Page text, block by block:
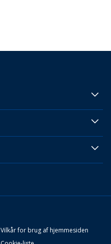
Vilkår for brug af hjemmesiden